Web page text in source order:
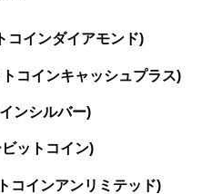
インダイアモンド)
コインキャッシュプラス)
ンシルバー)
ットコイン)
コインアンリミテッド)